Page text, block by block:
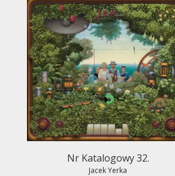
Nr Katalogowy 32.
Jacek Yerka